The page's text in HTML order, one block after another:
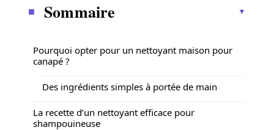
Sommaire
Pourquoi opter pour un nettoyant maison pour
canapé ?
Des ingrédients simples à portée de main
La recette d’un nettoyant efficace pour
shampouineuse